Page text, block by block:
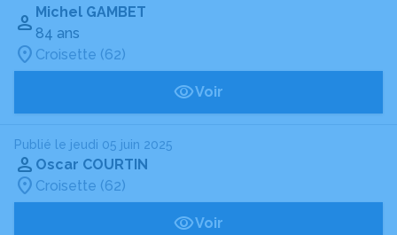
Michel GAMBET
84 ans
Croisette (62)
Voir
Publié le jeudi 05 juin 2025
Oscar COURTIN
Croisette (62)
Voir